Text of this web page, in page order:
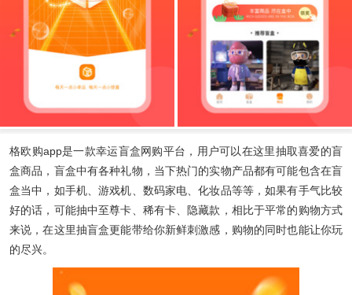
格欧购app是一款幸运盲盒网购平台，用户可以在这里抽取喜爱的盲
盒商品，盲盒中有各种礼物，当下热门的实物产品都有可能包含在盲
盒当中，如手机、游戏机、数码家电、化妆品等等，如果有手气比较
好的话，可能抽中至尊卡、稀有卡、隐藏款，相比于平常的购物方式
来说，在这里抽盲盒更能带给你新鲜刺激感，购物的同时也能让你玩
的尽兴。